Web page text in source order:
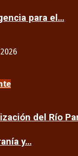
para el…
del Río
y…